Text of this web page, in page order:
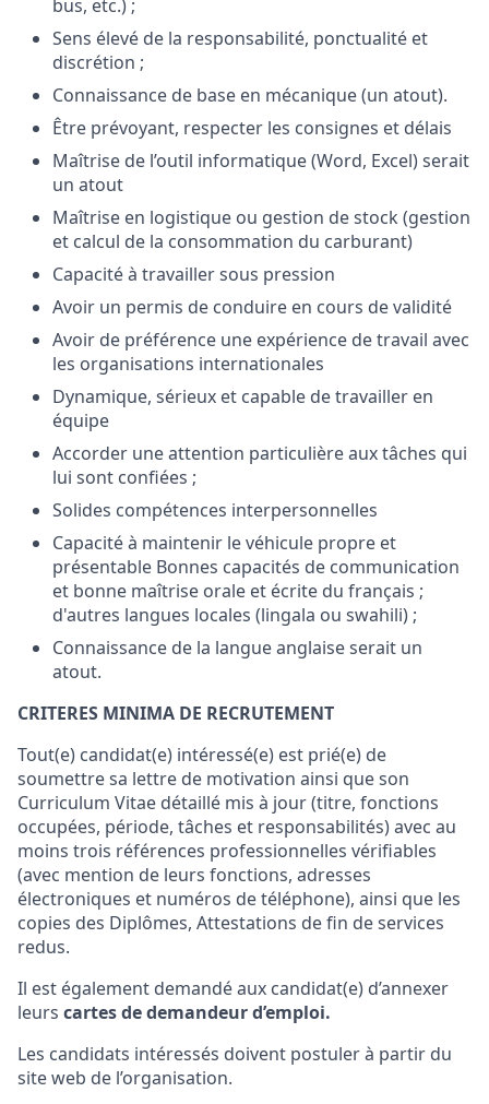
bus, etc.) ;
Sens élevé de la responsabilité, ponctualité et
discrétion ;
Connaissance de base en mécanique (un atout).
Être prévoyant, respecter les consignes et délais
Maîtrise de l’outil informatique (Word, Excel) serait
un atout
Maîtrise en logistique ou gestion de stock (gestion
et calcul de la consommation du carburant)
Capacité à travailler sous pression
Avoir un permis de conduire en cours de validité
Avoir de préférence une expérience de travail avec
les organisations internationales
Dynamique, sérieux et capable de travailler en
équipe
Accorder une attention particulière aux tâches qui
lui sont confiées ;
Solides compétences interpersonnelles
Capacité à maintenir le véhicule propre et
présentable Bonnes capacités de communication
et bonne maîtrise orale et écrite du français ;
d'autres langues locales (lingala ou swahili) ;
Connaissance de la langue anglaise serait un
atout.
CRITERES MINIMA DE RECRUTEMENT
Tout(e) candidat(e) intéressé(e) est prié(e) de
soumettre sa lettre de motivation ainsi que son
Curriculum Vitae détaillé mis à jour (titre, fonctions
occupées, période, tâches et responsabilités) avec au
moins trois références professionnelles vérifiables
(avec mention de leurs fonctions, adresses
électroniques et numéros de téléphone), ainsi que les
copies des Diplômes, Attestations de fin de services
redus.
Il est également demandé aux candidat(e) d’annexer
leurs cartes de demandeur d’emploi.
Les candidats intéressés doivent postuler à partir du
site web de l’organisation.